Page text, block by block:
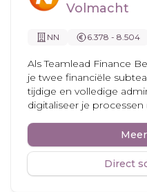
Volmacht
NN 6.378 - 8.504
Als Teamlead Finance
je twee financiële
tijdige en volledige
digitaliseer je processen
Direct